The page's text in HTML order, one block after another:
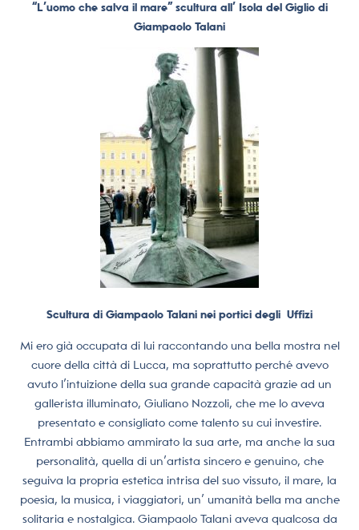
“L’uomo che salva il mare” scultura all’ Isola del Giglio di
Giampaolo Talani
Scultura di Giampaolo Talani nei portici degli Uffizi
Mi ero già occupata di lui raccontando una bella mostra nel
cuore della città di Lucca, ma soprattutto perché avevo
avuto l’intuizione della sua grande capacità grazie ad un
gallerista illuminato, Giuliano Nozzoli, che me lo aveva
presentato e consigliato come talento su cui investire.
Entrambi abbiamo ammirato la sua arte, ma anche la sua
personalità, quella di un’artista sincero e genuino, che
seguiva la propria estetica intrisa del suo vissuto, il mare, la
poesia, la musica, i viaggiatori, un’ umanità bella ma anche
solitaria e nostalgica. Giampaolo Talani aveva qualcosa da